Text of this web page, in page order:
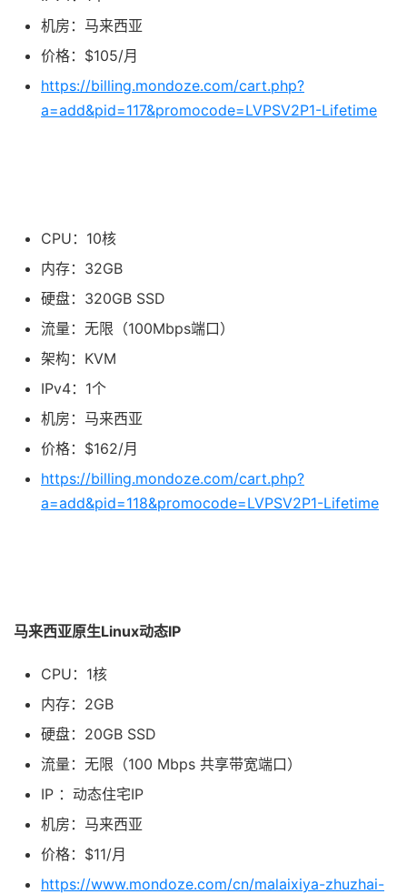
机房：马来西亚
价格：$105/月
https://billing.mondoze.com/cart.php?
a=add&pid=117&promocode=LVPSV2P1-Lifetime
CPU：10核
内存：32GB
硬盘：320GB SSD
流量：无限（100Mbps端口）
架构：KVM
IPv4：1个
机房：马来西亚
价格：$162/月
https://billing.mondoze.com/cart.php?
a=add&pid=118&promocode=LVPSV2P1-Lifetime
马来西亚原生Linux动态IP
CPU：1核
内存：2GB
硬盘：20GB SSD
流量：无限（100 Mbps 共享带宽端口）
IP ：动态住宅IP
机房：马来西亚
价格：$11/月
https://www.mondoze.com/cn/malaixiya-zhuzhai-